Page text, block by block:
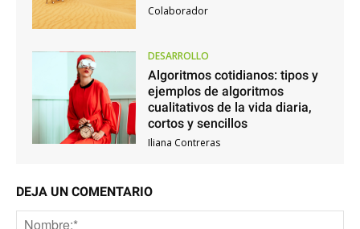
Colaborador
DESARROLLO
Algoritmos cotidianos: tipos y
ejemplos de algoritmos
cualitativos de la vida diaria,
cortos y sencillos
Iliana Contreras
DEJA UN COMENTARIO